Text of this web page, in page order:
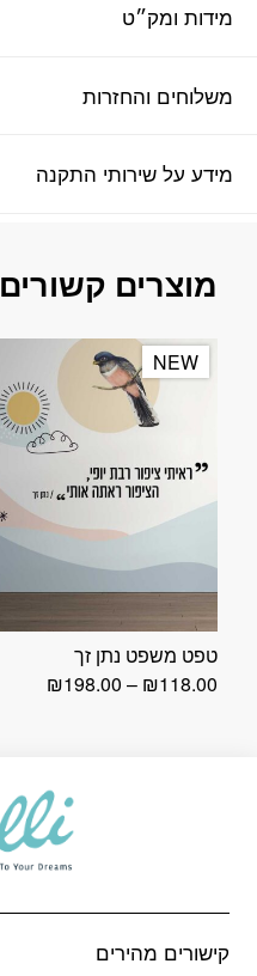
מידות ומק״ט
משלוחים והחזרות
מידע על שירותי התקנה
מוצרים קשורים
NEW
NEW
טפט משפט נתן זך
₪118.00
–
₪198.00
קישורים מהירים